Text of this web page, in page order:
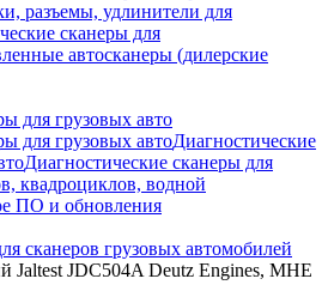
разъемы, удлинители для
сканеры для
автосканеры (дилерские
для грузовых авто
для грузовых автоДиагностические
Диагностические сканеры для
квадроциклов, водной
ПО и обновления
сканеров грузовых автомобилей
Jaltest JDC504A Deutz Engines, МНЕ